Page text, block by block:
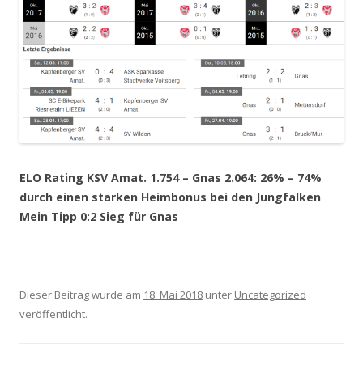
ELO Rating KSV Amat. 1.754 – Gnas 2.064: 26% – 74%
durch einen starken Heimbonus bei den Jungfalken
Mein Tipp 0:2 Sieg für Gnas
Dieser Beitrag wurde am 18. Mai 2018 unter Uncategorized
veröffentlicht.